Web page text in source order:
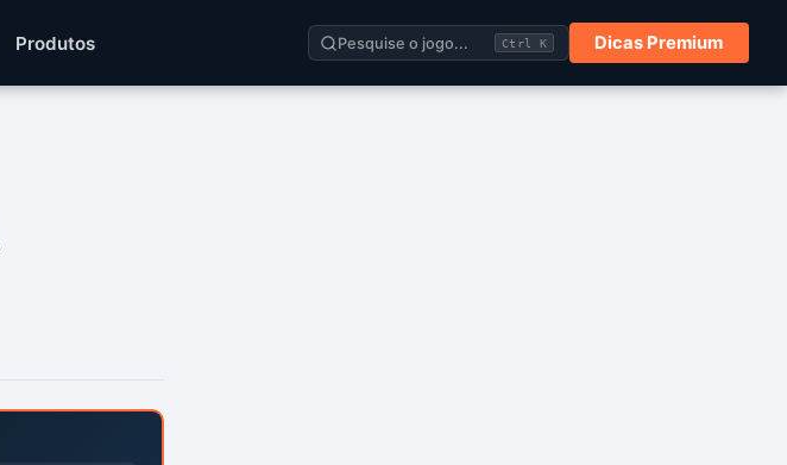
Produtos Pesquise o jogo... Ctrl K Dicas Premium